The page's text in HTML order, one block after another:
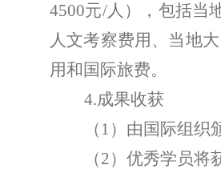
4500元/人），包括当
人文考察费用、当地
用和国际旅费。
4.成果收获
（ 1 ） 由国际组织
（2） 优秀学员将